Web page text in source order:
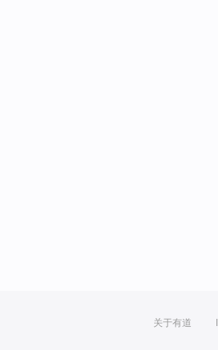
关于有道